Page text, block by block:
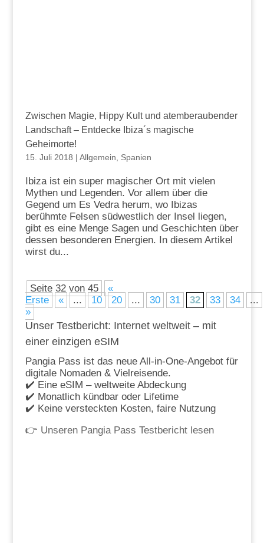
Zwischen Magie, Hippy Kult und atemberaubender
Landschaft – Entdecke Ibiza´s magische
Geheimorte!
15. Juli 2018 | Allgemein Spanien
Ibiza ist ein super magischer Ort mit vielen
Mythen und Legenden. Vor allem über die
Gegend um Es Vedra herum, wo Ibizas
berühmte Felsen südwestlich der Insel liegen,
gibt es eine Menge Sagen und Geschichten über
dessen besonderen Energien. In diesem Artikel
wirst du...
Seite 32 von 45
«
Erste
« ... 10 20 ... 30 31 32 33 34
...
»
Unser Testbericht: Internet weltweit – mit
einer einzigen eSIM
Pangia Pass ist das neue All-in-One-Angebot für
digitale Nomaden & Vielreisende.
✔️ Eine eSIM – weltweite Abdeckung
✔️ Monatlich kündbar oder Lifetime
✔️ Keine versteckten Kosten, faire Nutzung
👉 Unseren Pangia Pass Testbericht lesen